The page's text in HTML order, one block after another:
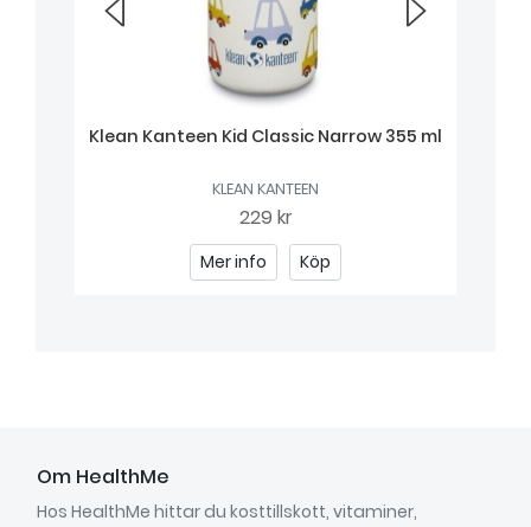
Klean Kanteen Kid Classic Narrow 355 ml
KLEAN KANTEEN
229 kr
Mer info Köp
Om HealthMe
Hos HealthMe hittar du kosttillskott, vitaminer,